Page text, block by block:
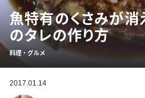
魚特有のくさみが
のタレの作り方
料理・グルメ
2017.01.14